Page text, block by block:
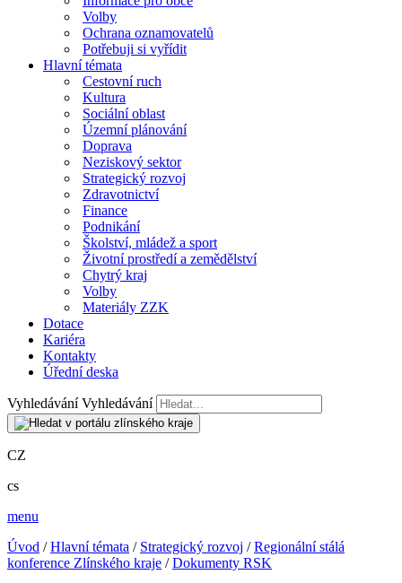
Volby
Ochrana oznamovatelů
Potřebuji si vyřídit
Hlavní témata
Cestovní ruch
Kultura
Sociální oblast
Územní plánování
Doprava
Neziskový sektor
Strategický rozvoj
Zdravotnictví
Finance
Podnikání
Školství, mládež a sport
Životní prostředí a zemědělství
Chytrý kraj
Volby
Materiály ZZK
Dotace
Kariéra
Kontakty
Úřední deska
Vyhledávání Vyhledávání
CZ
cs
menu
Úvod /Hlavní témata / Strategický rozvoj /Regionální stálá
konference Zlínského kraje /Dokumenty RSK